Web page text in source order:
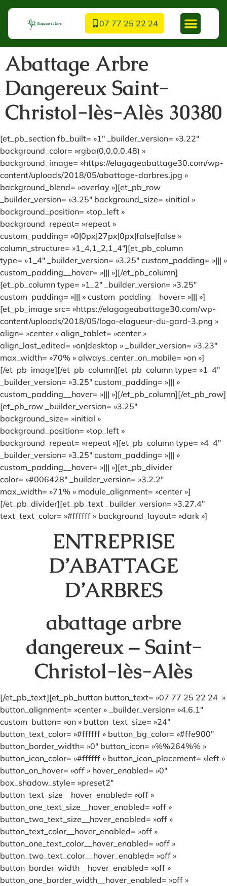
07 77 25 22 24
Abattage Arbre
Dangereux Saint-
Christol-lès-Alès 30380
[et_pb_section fb_built= »1″ _builder_version= »3.22″
background_color= »rgba(0,0,0,0.48) »
background_image= »https://elagageabattage30.com/wp-
content/uploads/2018/05/abattage-darbres.jpg »
background_blend= »overlay »][et_pb_row
_builder_version= »3.25″ background_size= »initial »
background_position= »top_left »
background_repeat= »repeat »
custom_padding= »0|0px|27px|0px|false|false »
column_structure= »1_4,1_2,1_4″][et_pb_column
type= »1_4″ _builder_version= »3.25″ custom_padding= »||| »
custom_padding__hover= »||| »][/et_pb_column]
[et_pb_column type= »1_2″ _builder_version= »3.25″
custom_padding= »||| » custom_padding__hover= »||| »]
[et_pb_image src= »https://elagageabattage30.com/wp-
content/uploads/2018/05/logo-elagueur-du-gard-3.png »
align= »center » align_tablet= »center »
align_last_edited= »on|desktop » _builder_version= »3.23″
max_width= »70% » always_center_on_mobile= »on »]
[/et_pb_image][/et_pb_column][et_pb_column type= »1_4″
_builder_version= »3.25″ custom_padding= »||| »
custom_padding__hover= »||| »][/et_pb_column][/et_pb_row]
[et_pb_row _builder_version= »3.25″
background_size= »initial »
background_position= »top_left »
background_repeat= »repeat »][et_pb_column type= »4_4″
_builder_version= »3.25″ custom_padding= »||| »
custom_padding__hover= »||| »][et_pb_divider
color= »#006428″ _builder_version= »3.2.2″
max_width= »71% » module_alignment= »center »]
[/et_pb_divider][et_pb_text _builder_version= »3.27.4″
text_text_color= »#ffffff » background_layout= »dark »]
ENTREPRISE
D’ABATTAGE
D’ARBRES
abattage arbre
dangereux – Saint-
Christol-lès-Alès
[/et_pb_text][et_pb_button button_text= »07 77 25 22 24 »
button_alignment= »center » _builder_version= »4.6.1″
custom_button= »on » button_text_size= »24″
button_text_color= »#ffffff » button_bg_color= »#ffe900″
button_border_width= »0″ button_icon= »%%264%% »
button_icon_color= »#ffffff » button_icon_placement= »left »
button_on_hover= »off » hover_enabled= »0″
box_shadow_style= »preset2″
button_text_size__hover_enabled= »off »
button_one_text_size__hover_enabled= »off »
button_two_text_size__hover_enabled= »off »
button_text_color__hover_enabled= »off »
button_one_text_color__hover_enabled= »off »
button_two_text_color__hover_enabled= »off »
button_border_width__hover_enabled= »off »
button_one_border_width__hover_enabled= »off »